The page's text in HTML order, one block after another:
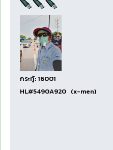
กระทู้: 16001
HL#5490A920 (x-men)